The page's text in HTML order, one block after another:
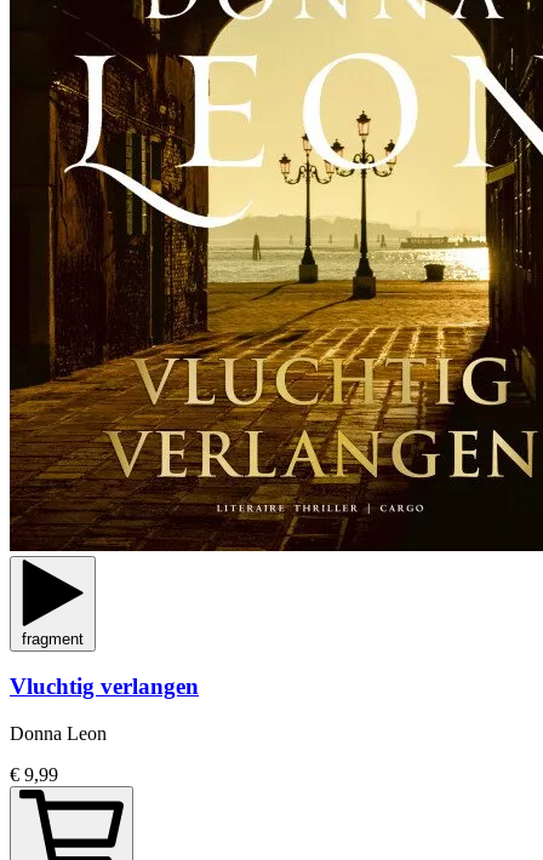
fragment
Vluchtig verlangen
Donna Leon
€ 9,99